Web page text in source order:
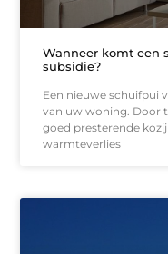
Wanneer komt een
subsidie?
Een nieuwe schuifpui
van uw woning. Door
goed presterende
warmteverlies